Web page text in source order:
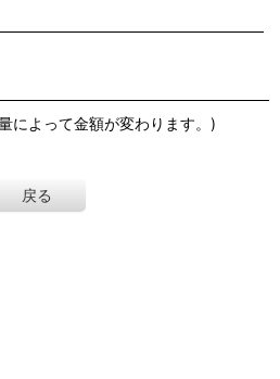
によって金額が変わります。)
戻る